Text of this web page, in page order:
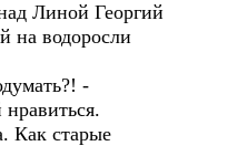
Линой Георгий
на водоросли
-
Как старые